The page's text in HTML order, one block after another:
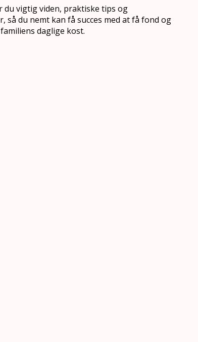
du vigtig viden, praktiske tips og
så du nemt kan få succes med at få fond og
daglige kost.